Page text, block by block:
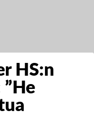
HS:n